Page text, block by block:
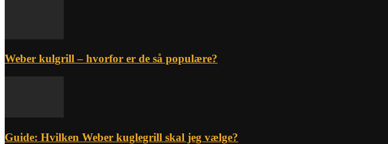
Weber kulgrill – hvorfor er de så populære?
Guide: Hvilken Weber kuglegrill skal jeg vælge?